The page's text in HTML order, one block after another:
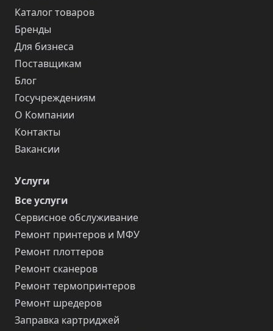
Каталог товаров
Бренды
Для бизнеса
Поставщикам
Блог
Госучреждениям
О Компании
Контакты
Вакансии
Услуги
Все услуги
Сервисное обслуживание
Ремонт принтеров и МФУ
Ремонт плоттеров
Ремонт сканеров
Ремонт термопринтеров
Ремонт шредеров
Заправка картриджей